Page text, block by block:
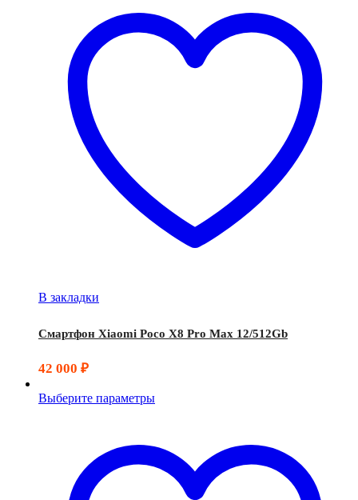
В закладки
Смартфон Xiaomi Poco X8 Pro Max 12/512Gb
42 000 ₽
Выберите параметры